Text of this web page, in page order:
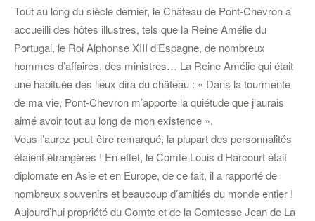
Tout au long du siècle dernier, le Château de Pont-Chevron a
accueilli des hôtes illustres, tels que la Reine Amélie du
Portugal, le Roi Alphonse XIII d’Espagne, de nombreux
hommes d’affaires, des ministres… La Reine Amélie qui était
une habituée des lieux dira du château : « Dans la tourmente
de ma vie, Pont-Chevron m’apporte la quiétude que j’aurais
aimé avoir tout au long de mon existence ».
Vous l’aurez peut-être remarqué, la plupart des personnalités
étaient étrangères ! En effet, le Comte Louis d’Harcourt était
diplomate en Asie et en Europe, de ce fait, il a rapporté de
nombreux souvenirs et beaucoup d’amitiés du monde entier !
Aujourd’hui propriété du Comte et de la Comtesse Jean de La